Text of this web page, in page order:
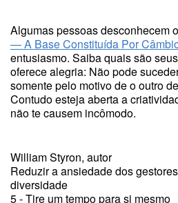
Algumas pessoas desconhecem
— A Base Constituída Por
entusiasmo. Saiba quais são
oferece alegria: Não pode
somente pelo motivo de o outro
Contudo esteja aberta a
não te causem incômodo.
William Styron, autor
Reduzir a ansiedade dos
diversidade
5 - Tire um tempo para si mesmo